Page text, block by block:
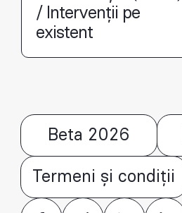
/ Intervenții pe
existent
Beta 2026
Termeni și condiții